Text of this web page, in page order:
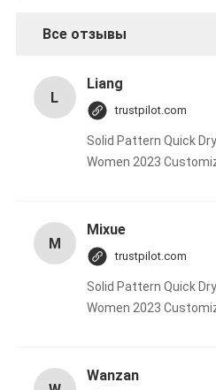
Все отзывы
L
Liang
trustpilot.com
Solid Pattern Quick
Women 2023
M
Mixue
trustpilot.com
Solid Pattern Quick
Women 2023
Wanzan